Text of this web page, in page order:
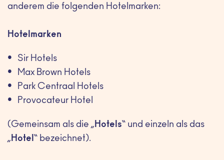
anderem die folgenden Hotelmarken:
Hotelmarken
Sir Hotels
Max Brown Hotels
Park Centraal Hotels
Provocateur Hotel
(Gemeinsam als die „Hotels“ und einzeln als das
„Hotel“ bezeichnet).